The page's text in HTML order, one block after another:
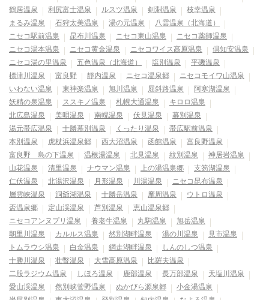
鶴居温泉
利尻富士温泉 ルスツ温泉 剣淵温泉
枝幸温泉
まるみ温泉
石狩太美温泉 湯の元温泉
八雲温泉（北海道）
ニセコ駅前温泉
昆布川温泉 ニセコ東山温泉
ニセコ薬師温泉
ニセコ湯本温泉
ニセコ黄金温泉 ニセコワイス高原温泉
倶知安温泉
ニセコ湯の里温泉
五色温泉（北海道） 塩別温泉
平磯温泉
標津川温泉
富良野 靜内温泉 ニセコ温泉郷
ニセコモイワ山温泉
いわない温泉
東神楽温泉 旭川温泉 屈斜路温泉
阿寒湖温泉
妖精の泉温泉
ススキノ温泉 札幌大通温泉
キロロ温泉
北広島温泉
美唄温泉 南幌温泉 伏見温泉
幕別温泉
湯元帯広温泉
十勝幕別温泉 くったり温泉
帯広駅前温泉
本別温泉
虎杖浜温泉郷 西大沼温泉 函館温泉
富良野温泉
富良野 島の下温泉
温根湯温泉 北見温泉 紋別温泉
神居岩温泉
山花温泉
清里温泉 ナウマン温泉 上の湯温泉郷
支笏湖温泉
仁伏温泉
北湯沢温泉 月形温泉 川湯温泉
ニセコ昆布温泉
層雲峡温泉
洞爺湖温泉 十勝岳温泉 摩周温泉
ウトロ温泉
盃温泉郷
定山渓温泉 芦別温泉
恵山温泉郷
ニセコアンヌプリ温泉
養老牛温泉 丸駒温泉
旭岳温泉
朝里川温泉
カルルス温泉 然別湖畔温泉 湯の川温泉
見市温泉
トムラウシ温泉
白金温泉 網走湖畔温泉
しんのしつ温泉
十勝川温泉
壮瞥温泉 大雪高原温泉
比羅夫温泉
二股ラジウム温泉
しほろ温泉 鹿部温泉 長万部温泉
天塩川温泉
愛山渓温泉
然別峡菅野温泉 ぬかびら源泉郷
小金湯温泉